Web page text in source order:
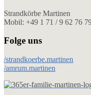
Strandkörbe Martinen
Mobil: +49 1 71 / 9 62 76
Folge uns
/strandkoerbe.martinen
/amrum.martinen